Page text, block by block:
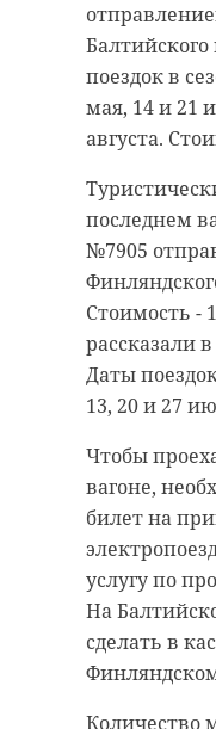
поездок в
мая, 14 и 21
августа.
последнем
№7905
Стоимость -
рассказали
Даты
13, 20 и 27
Чтобы
вагоне,
билет на
услугу по
На
сделать в
Количество